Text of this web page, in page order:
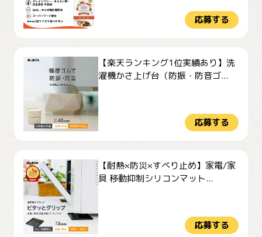
応募する
【楽天ランキング1位実績あり】洗
濯機かさ上げ台（防振・防音ゴ...
応募する
【耐熱×防災×すべり止め】家電/家
具 移動抑制シリコンマット...
応募する